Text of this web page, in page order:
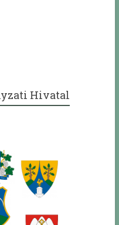
Hivatal